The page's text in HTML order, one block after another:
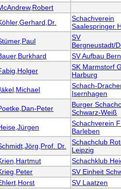
Schachverein
Saalespringer
SV
Bergneustadt/
SV Aufbau
SK Marmstorf
Harburg
Schach-
Isernhagen
Peter
Burger
Schwarz-Weiß
Schachverein
Barleben
Dr.
Schachclub
Leipzig
Schachklub
SV Einheit
SV Laatzen